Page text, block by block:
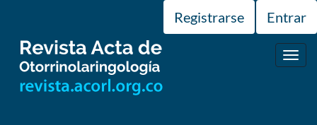
principal
Barra
lateral
Registrarse Entrar